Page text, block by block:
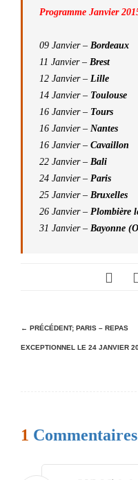
Programme Janvier
09 Janvier – Bordeaux
11 Janvier – Brest
12 Janvier – Lille
14 Janvier – Toulouse
16 Janvier – Tours
16 Janvier – Nantes
16 Janvier – Cavaillon
22 Janvier – Bali
24 Janvier – Paris
25 Janvier – Bruxelles
26 Janvier – Plombière
31 Janvier – Bayonne
N
a
a
← PRÉCÉDENT; PARIS – REPAS
EXCEPTIONNEL LE 24 JANVIER
1 Commentaires